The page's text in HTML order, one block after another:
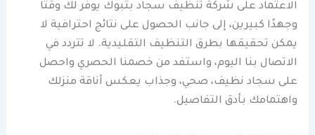
الاعتماد على شركة تنظيف سجاد بتبوك يوفر لك وقتًا
وجهدًا كبيرين، إلى جانب الحصول على نتائج احترافية لا
يمكن تحقيقها بطرق التنظيف التقليدية. لا تتردد في
الاتصال بنا اليوم، واستفد من خصمنا الحصري واحصل
على سجاد نظيف، صحي، وجذاب يعكس أناقة منزلك
واهتمامك بأدق التفاصيل.